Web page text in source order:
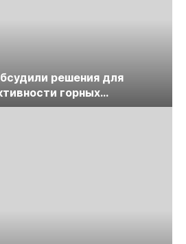
решения для
горных